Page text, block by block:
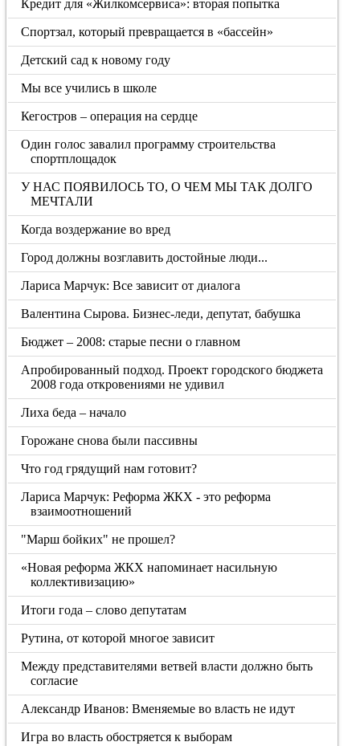
Кредит для «Жилкомсервиса»: вторая попытка
Спортзал, который превращается в «бассейн»
Детский сад к новому году
Мы все учились в школе
Кегостров – операция на сердце
Один голос завалил программу строительства
спортплощадок
У НАС ПОЯВИЛОСЬ ТО, О ЧЕМ МЫ ТАК ДОЛГО
МЕЧТАЛИ
Когда воздержание во вред
Город должны возглавить достойные люди...
Лариса Марчук: Все зависит от диалога
Валентина Сырова. Бизнес-леди, депутат, бабушка
Бюджет – 2008: старые песни о главном
Апробированный подход. Проект городского бюджета
2008 года откровениями не удивил
Лиха беда – начало
Горожане снова были пассивны
Что год грядущий нам готовит?
Лариса Марчук: Реформа ЖКХ - это реформа
взаимоотношений
"Марш бойких" не прошел?
«Новая реформа ЖКХ напоминает насильную
коллективизацию»
Итоги года – слово депутатам
Рутина, от которой многое зависит
Между представителями ветвей власти должно быть
согласие
Александр Иванов: Вменяемые во власть не идут
Игра во власть обостряется к выборам